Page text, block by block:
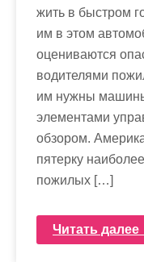
жить в быстром
им в этом
оцениваются
водителями
им нужны
элементами
обзором.
пятерку
пожилых […]
Читать далее